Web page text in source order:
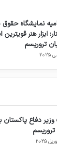
نمایشگاه
ابزار هنر قویترین
تروریسم
وزیر دفاع